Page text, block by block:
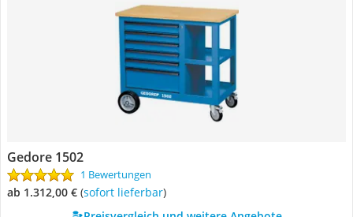
Gedore 1502
1 Bewertungen
ab 1.312,00 € ( Sofort lieferbar)